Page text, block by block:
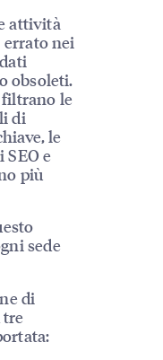
attività
nei
obsoleti.
le
di
le
e
più
sede
di